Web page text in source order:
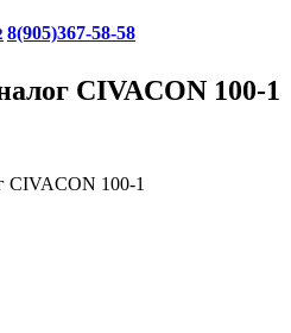
8(905)367-58-58
CIVACON 100-1
CIVACON 100-1